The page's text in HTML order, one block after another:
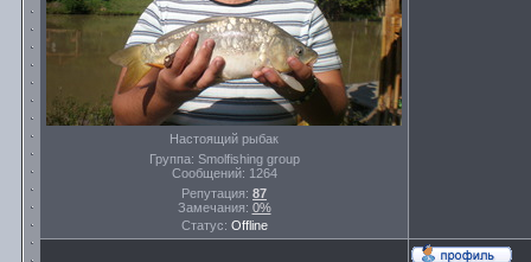
Настоящий рыбак
Группа: Smolfishing group
Сообщений: 1264
Репутация: 87
Замечания: 0%
Статус: Offline